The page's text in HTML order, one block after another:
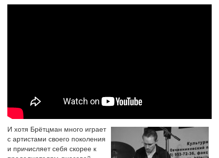
И хотя Брётцман много играет
с артистами своего поколения
и причисляет себя скорее к